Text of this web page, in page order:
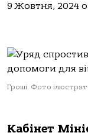
9 Жовтня, 2024 о
Гроші. Фото
Кабінет